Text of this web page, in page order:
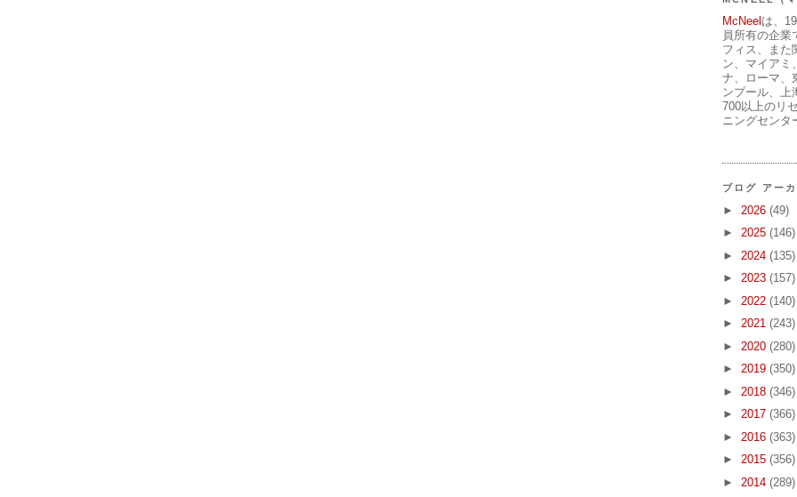
McNeelは、
員所有の企業
フィス、また
ン、マイアミ
ナ、ローマ、
ンプール、上
700以上のリ
ニングセンタ
ブログ アー
► 2026 (49)
► 2025 (146)
► 2024 (135)
► 2023 (157)
► 2022 (140)
► 2021 (243)
► 2020 (280)
► 2019 (350)
► 2018 (346)
► 2017 (366)
► 2016 (363)
► 2015 (356)
► 2014 (289)